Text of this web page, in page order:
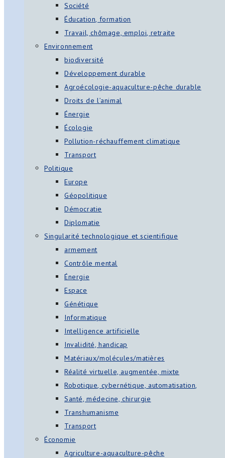
Société
Éducation, formation
Travail, chômage, emploi, retraite
Environnement
biodiversité
Développement durable
Agroécologie-aquaculture-pêche durable
Droits de l’animal
Énergie
Écologie
Pollution-réchauffement climatique
Transport
Politique
Europe
Géopolitique
Démocratie
Diplomatie
Singularité technologique et scientifique
armement
Contrôle mental
Énergie
Espace
Génétique
Informatique
Intelligence artificielle
Invalidité, handicap
Matériaux/molécules/matières
Réalité virtuelle, augmentée, mixte
Robotique, cybernétique, automatisation,
Santé, médecine, chirurgie
Transhumanisme
Transport
Économie
Agriculture-aquaculture-pêche